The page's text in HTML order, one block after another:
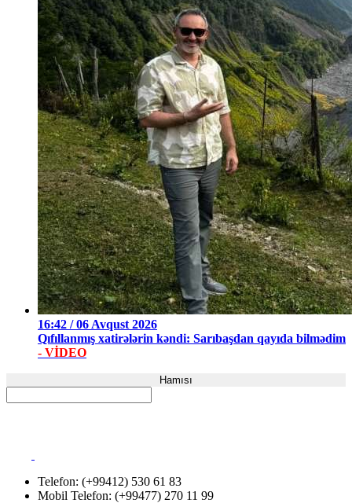
16:42 / 06 Avqust 2026
Qıfıllanmış xatirələrin kəndi: Sarıbaşdan qayıda bilmədim
- VİDEO
Hamısı
Telefon: (+99412) 530 61 83
Mobil Telefon: (+99477) 270 11 99